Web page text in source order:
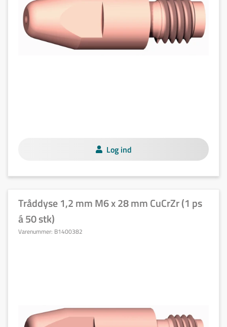
Log ind
Tråddyse 1,2 mm M6 x 28 mm CuCrZr (1 ps
á 50 stk)
Varenummer: B1400382